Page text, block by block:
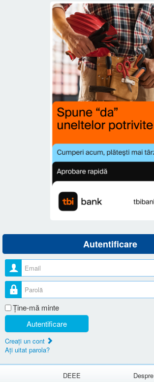
Autentificare
Nume utilizator
Parolă
Ţine-mă minte
Autentificare
Creaţi un cont
Aţi uitat parola?
DEEE